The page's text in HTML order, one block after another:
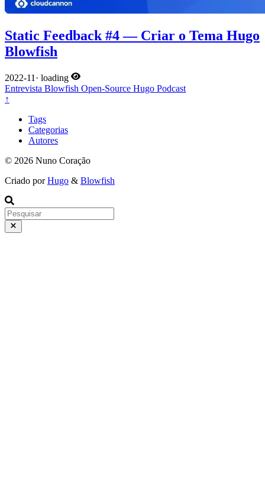
Static Feedback #4 — Criar o Tema Hugo
Blowfish
2022-11 · loading
Entrevista Blowfish Open-Source Hugo Podcast
↑
Tags
Categorias
Autores
© 2026 Nuno Coração
Criado porHugo & Blowfish